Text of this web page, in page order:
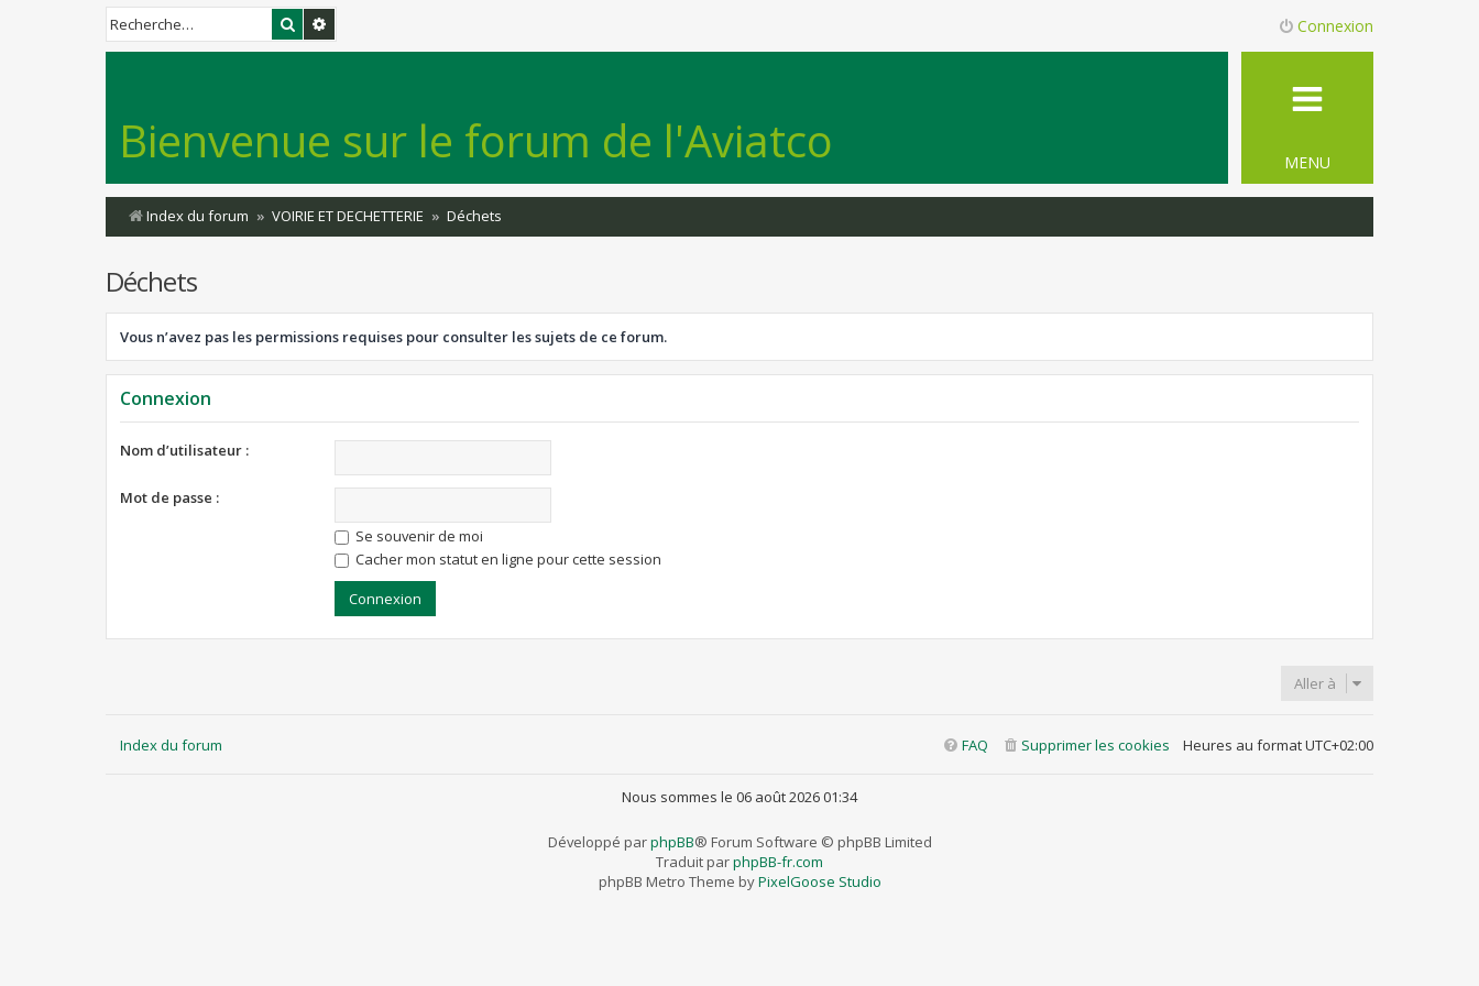
Rechercher Connexion
Bienvenue sur le forum de l'Aviatco MENU
Index du forum VOIRIE ET DECHETTERIE Déchets
Déchets
Vous n’avez pas les permissions requises pour consulter les sujets de ce forum.
Connexion
Nom d’utilisateur :
Mot de passe :
Se souvenir de moi
Cacher mon statut en ligne pour cette session
Aller à
Index du forum Heures au formatUTC+02:00
Supprimer les cookies
FAQ
Nous sommes le 06 août 2026 01:34
Développé parphpBB® Forum Software © phpBB Limited
Traduit parphpBB-fr.com
phpBB Metro Theme byPixelGoose Studio